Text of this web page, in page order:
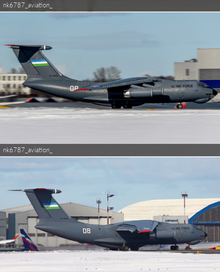
nk6787_aviation_
nk6787_aviation_